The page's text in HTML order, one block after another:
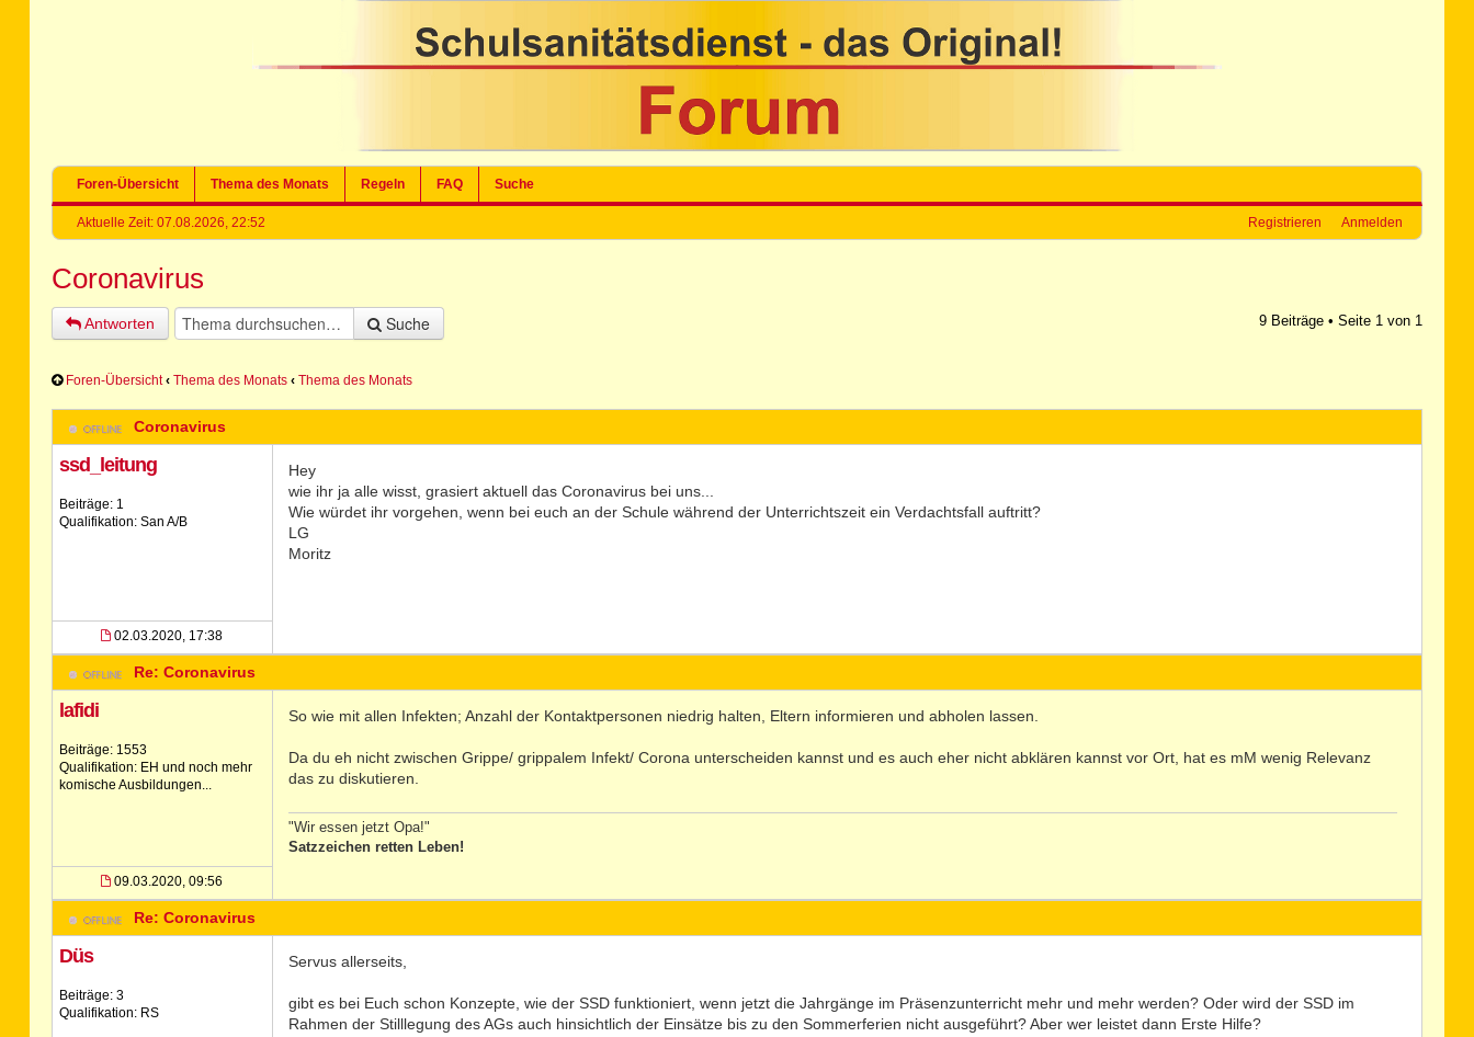
Foren-Übersicht Thema des Monats Regeln FAQ Suche
Aktuelle Zeit: 07.08.2026, 22:52 Registrieren Anmelden
Coronavirus
Antworten Suche 9 Beiträge • Seite 1von 1
Foren-Übersicht ‹ Thema des Monats ‹ Thema des Monats
Coronavirus
ssd_leitung
Beiträge: 1
Qualifikation: San A/B
02.03.2020, 17:38
Hey
wie ihr ja alle wisst, grasiert aktuell das Coronavirus bei uns...
Wie würdet ihr vorgehen, wenn bei euch an der Schule während der Unterrichtszeit ein Verdachtsfall auftritt?
LG
Moritz
Re: Coronavirus
lafidi
Beiträge: 1553
Qualifikation: EH und noch mehr
komische Ausbildungen...
09.03.2020, 09:56
So wie mit allen Infekten; Anzahl der Kontaktpersonen niedrig halten, Eltern informieren und abholen lassen.
Da du eh nicht zwischen Grippe/ grippalem Infekt/ Corona unterscheiden kannst und es auch eher nicht abklären kannst vor Ort, hat es mM wenig Relevanz
das zu diskutieren.
"Wir essen jetzt Opa!"
Satzzeichen retten Leben!
Re: Coronavirus
Düs
Beiträge: 3
Qualifikation: RS
Servus allerseits,
gibt es bei Euch schon Konzepte, wie der SSD funktioniert, wenn jetzt die Jahrgänge im Präsenzunterricht mehr und mehr werden? Oder wird der SSD im
Rahmen der Stilllegung des AGs auch hinsichtlich der Einsätze bis zu den Sommerferien nicht ausgeführt? Aber wer leistet dann Erste Hilfe?